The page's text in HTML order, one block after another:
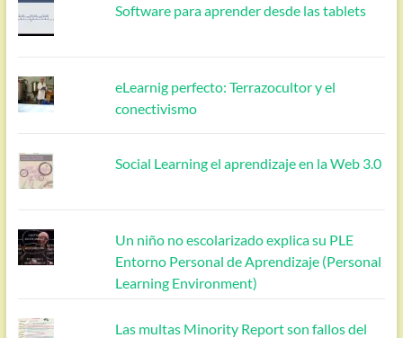
Software para aprender desde las tablets
eLearnig perfecto: Terrazocultor y el
conectivismo
Social Learning el aprendizaje en la Web 3.0
Un niño no escolarizado explica su PLE
Entorno Personal de Aprendizaje (Personal
Learning Environment)
Las multas Minority Report son fallos del